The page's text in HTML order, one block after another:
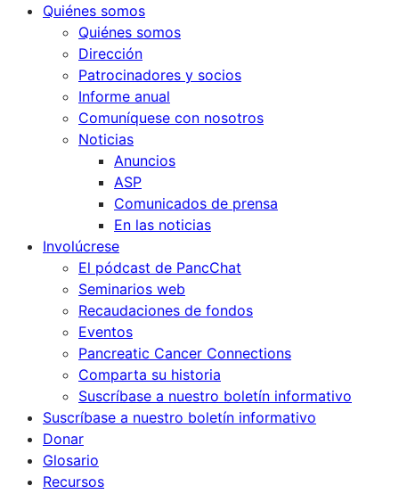
Quiénes somos
Quiénes somos
Dirección
Patrocinadores y socios
Informe anual
Comuníquese con nosotros
Noticias
Anuncios
ASP
Comunicados de prensa
En las noticias
Involúcrese
El pódcast de PancChat
Seminarios web
Recaudaciones de fondos
Eventos
Pancreatic Cancer Connections
Comparta su historia
Suscríbase a nuestro boletín informativo
Suscríbase a nuestro boletín informativo
Donar
Glosario
Recursos